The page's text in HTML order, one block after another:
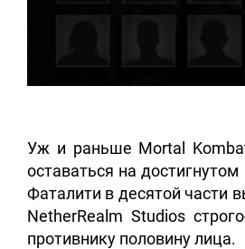
Уж и раньше Mortal Kombat
оставаться на
Фаталити в десятой части
NetherRealm Studios
противнику половину лица.